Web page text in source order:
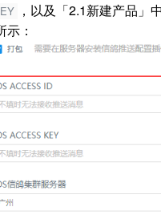
，以及「2.1新建产品」
：